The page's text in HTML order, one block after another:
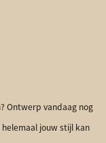
Ontwerp vandaag nog
jouw stijl kan